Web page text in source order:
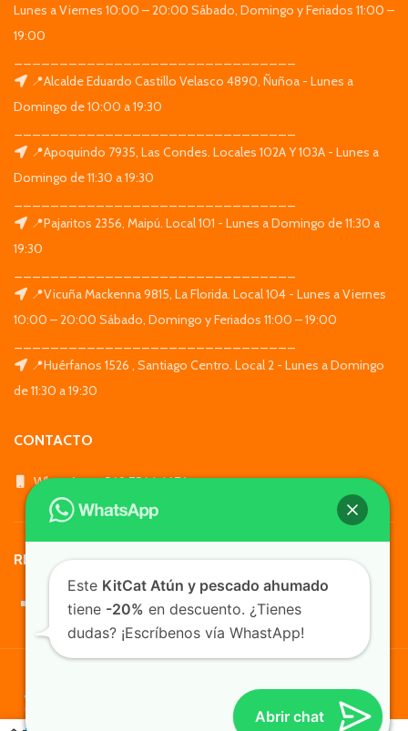
Lunes a Viernes 10:00 – 20:00 Sábado, Domingo y Feriados 11:00 –
19:00
📍Alcalde Eduardo Castillo Velasco 4890, Ñuñoa - Lunes a
Domingo de 10:00 a 19:30
📍Apoquindo 7935, Las Condes. Locales 102A Y 103A - Lunes a
Domingo de 11:30 a 19:30
📍Pajaritos 2356, Maipú. Local 101 - Lunes a Domingo de 11:30 a
19:30
📍Vicuña Mackenna 9815, La Florida. Local 104 - Lunes a Viernes
10:00 – 20:00 Sábado, Domingo y Feriados 11:00 – 19:00
📍Huérfanos 1526 , Santiago Centro. Local 2 - Lunes a Domingo
de 11:30 a 19:30
CONTACTO
WhatsApp: +569 7564 4676
REDES SOCIALES
TusMascotas.cl
Abrir chat
Este KitCat Atún y pescado ahumado
tiene -20% en descuento. ¿Tienes
dudas? ¡Escríbenos vía WhastApp!